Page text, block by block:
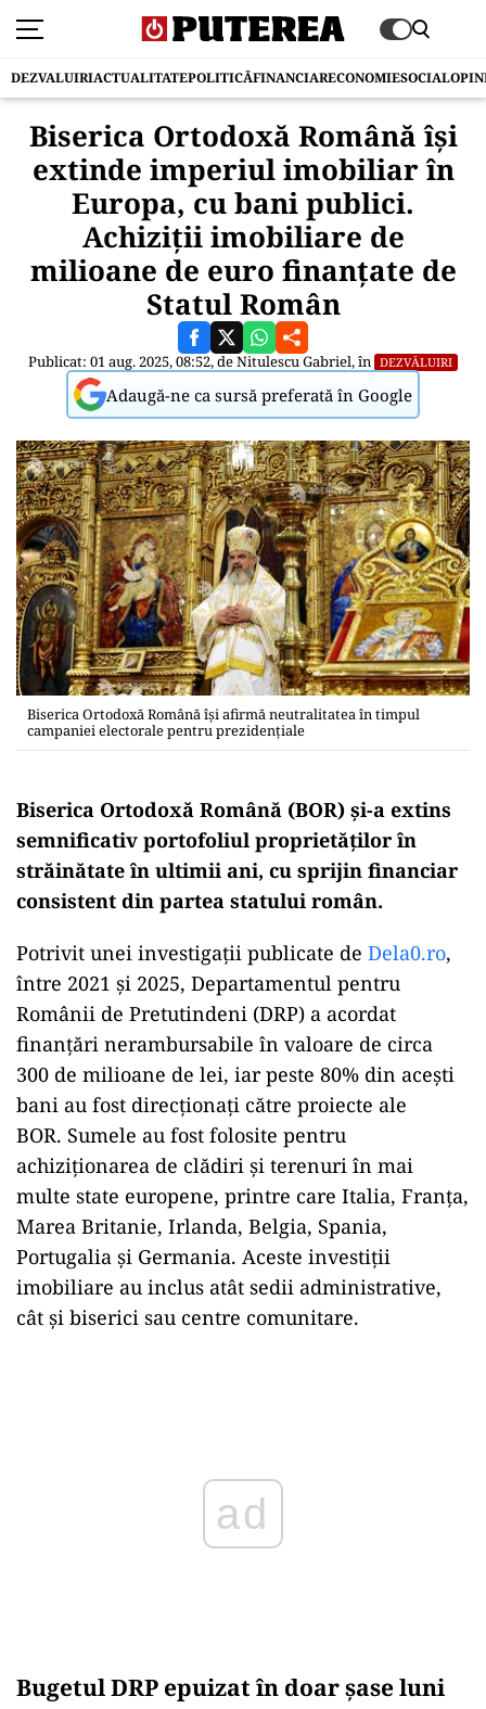
DEZVALUIRIACTUALITATEPOLITICĂFINANCIARECONOMIESOCIAL
Biserica Ortodoxă Română își
extinde imperiul imobiliar în
Europa, cu bani publici.
Achiziții imobiliare de
milioane de euro finanțate de
Statul Român
Publicat: 01 aug. 2025, 08:52, deNitulescu Gabriel, în DEZVĂLUIRI
Adaugă-ne ca sursă preferată în Google
Biserica Ortodoxă Română îşi afirmă neutralitatea în timpul
campaniei electorale pentru prezidențiale
Biserica Ortodoxă Română (BOR) și-a extins
semnificativ portofoliul proprietăților în
străinătate în ultimii ani, cu sprijin financiar
consistent din partea statului român.
Potrivit unei investigații publicate de Dela0.ro,
între 2021 și 2025, Departamentul pentru
Românii de Pretutindeni (DRP) a acordat
finanțări nerambursabile în valoare de circa
300 de milioane de lei, iar peste 80% din acești
bani au fost direcționați către proiecte ale
BOR. Sumele au fost folosite pentru
achiziționarea de clădiri și terenuri în mai
multe state europene, printre care Italia, Franța,
Marea Britanie, Irlanda, Belgia, Spania,
Portugalia și Germania. Aceste investiții
imobiliare au inclus atât sedii administrative,
cât și biserici sau centre comunitare.
Bugetul DRP epuizat în doar șase luni